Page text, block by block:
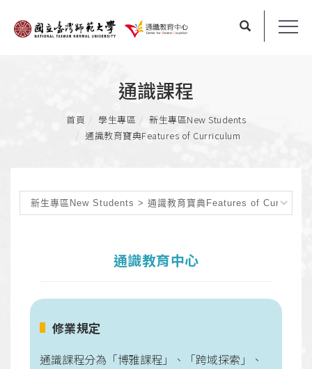
通識課程
首頁 學生專區 新生專區New Students
通識教育寶典Features of Curriculum
通識教育中心
修業規定
通識課程分為「博雅課程」、「跨域探索」、